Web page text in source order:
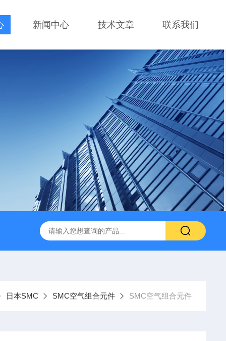
新闻中心 技术文章 联系我们
20-25-S6德国FESTO气动 ORIENTALMOTOR东方马达
日本SMC SMC空气组合元件 SMC空气组合元件